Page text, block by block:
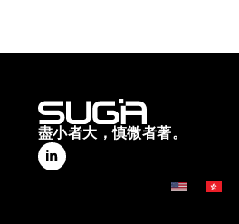
盡小者大，慎微者著。